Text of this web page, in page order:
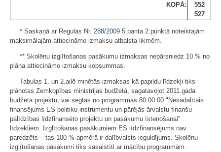
KOPĀ:
552
527
* Saskaņā ar Regulas Nr. 288/2009 5.panta 2.punktā noteiktajām
maksimālajām attiecināmo izmaksu atbalsta likmēm.
** Skolēnu izglītošanas pasākumu izmaksas nepārsniedz 10 % no
plāna attiecināmo izmaksu kopsummas.
Tabulas 1. un 2.ailē minētās izmaksas kā papildu līdzekļi tiks
plānotas Zemkopības ministrijas budžetā, sagatavojot 2011.gada
budžeta projektu, vai segtas no programmas 80.00.00 "Nesadalītais
finansējums ES politiku instrumentu un pārējās ārvalstu finanšu
palīdzības līdzfinansēto projektu un pasākumu īstenošanai"
līdzekļiem. Izglītošanas pasākumiem ES līdzfinansējums nav
paredzēts – tas 100 % apmērā ir dalībvalsts ieguldījums. Skolēnu
izglītošanas pasākumi tiks sasaistīti ar mācību programmām.